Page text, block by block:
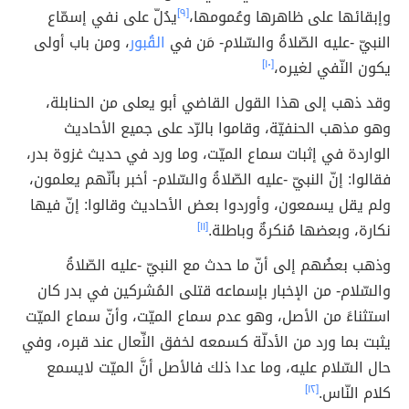
وإبقائها على ظاهرها وعُمومها،[٩] يدُلّ على نفي إسمّاع
النبيّ -عليه الصّلاةُ والسّلام- مَن في القُبور، ومن باب أولى
يكون النّفي لغيره،[١٠]
وقد ذهب إلى هذا القول القاضي أبو يعلى من الحنابلة،
وهو مذهب الحنفيّة، وقاموا بالرّد على جميع الأحاديث
الواردة في إثبات سماع الميّت، وما ورد في حديث غزوة بدر،
فقالوا: إنّ النبيّ -عليه الصّلاةُ والسّلام- أخبر بأنّهم يعلمون،
ولم يقل يسمعون، وأوردوا بعض الأحاديث وقالوا: إنّ فيها
نكارة، وبعضها مُنكرةٌ وباطلة.[١١]
وذهب بعضُهم إلى أنّ ما حدث مع النبيّ -عليه الصّلاةُ
والسّلام- من الإخبار بإسماعه قتلى المُشركين في بدر كان
استثناءً من الأصل، وهو عدم سماع الميّت، وأنّ سماع الميّت
يثبت بما ورد من الأدلّة كسمعه لخفق النِّعال عند قبره، وفي
حال السّلام عليه، وما عدا ذلك فالأصل أنَّ الميّت لايسمع
كلام النّاس.[١٢]